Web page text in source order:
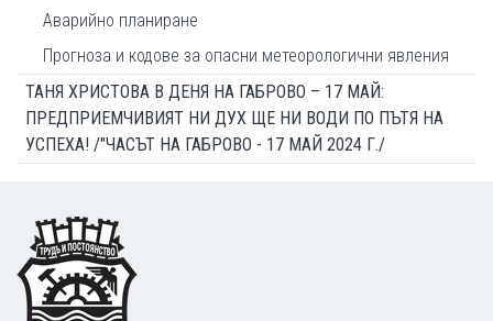
Аварийно планиране
Прогноза и кодове за опасни метеорологични явления
ТАНЯ ХРИСТОВА В ДЕНЯ НА ГАБРОВО – 17 МАЙ:
ПРЕДПРИЕМЧИВИЯТ НИ ДУХ ЩЕ НИ ВОДИ ПО ПЪТЯ НА
УСПЕХА! /"ЧАСЪТ НА ГАБРОВО - 17 МАЙ 2024 Г./
Footer